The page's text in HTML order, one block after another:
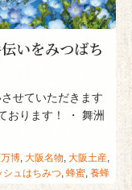
いをみつばち
せていただきます
おります！ ・ 舞洲
博, 大阪名物, 大阪土産,
ュはちみつ, 蜂蜜, 養蜂